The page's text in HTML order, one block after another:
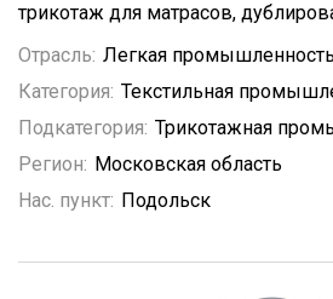
трикотаж для матрасов,
Отрасль: Легкая промышленность
Категория: Текстильная
Подкатегория: Трикотажная
Регион: Московская область
Нас. пункт: Подольск